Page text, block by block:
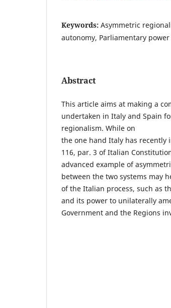
Keywords: Asymmetric
autonomy, Parliamentary
Abstract
This article aims at making a
undertaken in Italy and Spain
regionalism. While on
the one hand Italy has recently
116, par. 3 of Italian
advanced example of
between the two systems may
of the Italian process, such as
and its power to unilaterally
Government and the Regions